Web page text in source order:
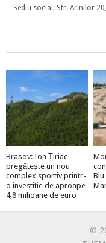
Sediu social: Str. Arinilor
Brașov: Ion Țiriac
pregătește un nou
complex sportiv printr-
o investiție de aproape
4,8 milioane de euro
Blu
©